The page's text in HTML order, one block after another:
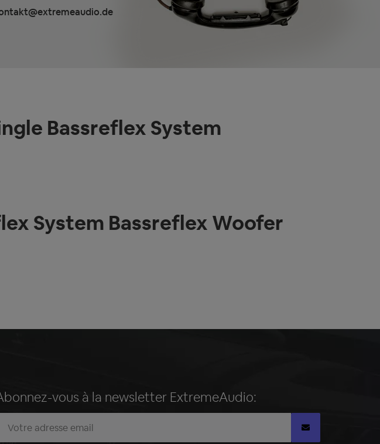
Bassreflex System
System Bassreflex Woofer
vous à la newsletter ExtremeAudio: